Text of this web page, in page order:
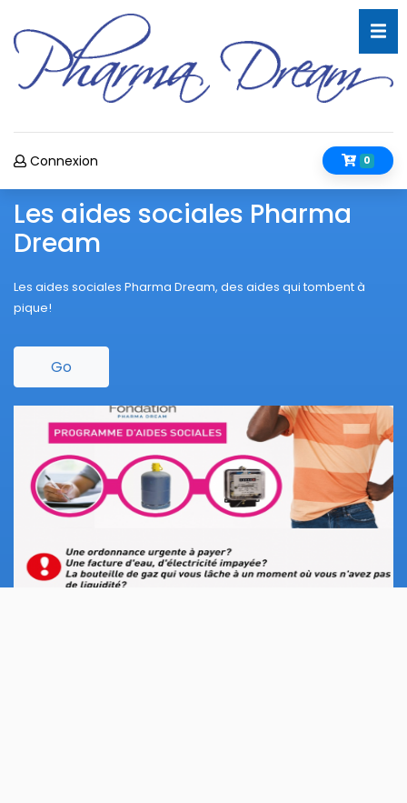
0
Connexion
Les aides sociales Pharma
Dream
Les aides sociales Pharma Dream, des aides qui tombent à
pique!
Go